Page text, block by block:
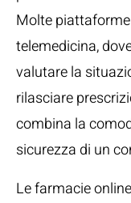
Molte
telemedicina,
valutare la
rilasciare
combina la
sicurezza di un
Le farmacie